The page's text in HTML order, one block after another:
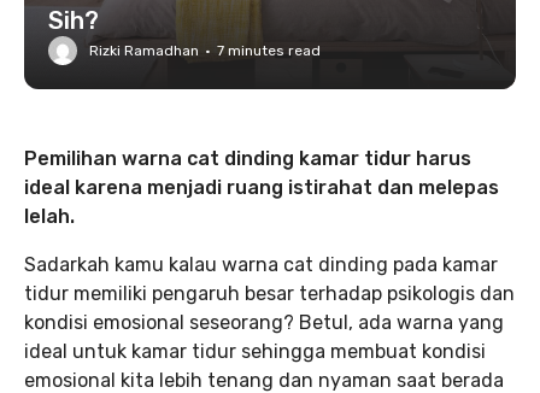
Sih?
Rizki Ramadhan · 7 minutes read
Pemilihan warna cat dinding kamar tidur harus
ideal karena menjadi ruang istirahat dan melepas
lelah.
Sadarkah kamu kalau warna cat dinding pada kamar
tidur memiliki pengaruh besar terhadap psikologis dan
kondisi emosional seseorang? Betul, ada warna yang
ideal untuk kamar tidur sehingga membuat kondisi
emosional kita lebih tenang dan nyaman saat berada